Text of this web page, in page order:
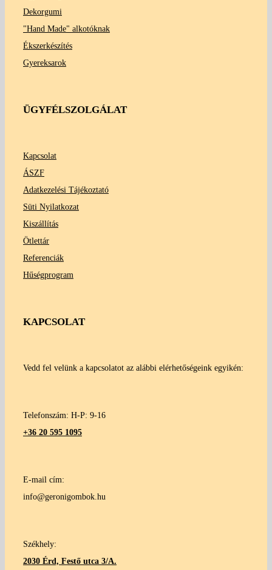
Dekorgumi
"Hand Made" alkotóknak
Ékszerkészítés
Gyereksarok
ÜGYFÉLSZOLGÁLAT
Kapcsolat
ÁSZF
Adatkezelési Tájékoztató
Süti Nyilatkozat
Kiszállítás
Ötlettár
Referenciák
Hűségprogram
KAPCSOLAT
Vedd fel velünk a kapcsolatot az alábbi elérhetőségeink egyikén:
Telefonszám: H-P: 9-16
+36 20 595 1095
E-mail cím:
info@geronigombok.hu
Székhely:
2030 Érd, Festő utca 3/A.